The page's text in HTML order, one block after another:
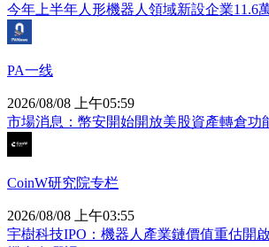
今年上半年人形機器人領域新設企業11.6
PA一线
2026/08/08 上午05:59
市場消息：幣安開始開放美股資產轉倉功
CoinW研究院专栏
2026/08/08 上午03:55
宇樹科技IPO：機器人產業鏈價值重估開